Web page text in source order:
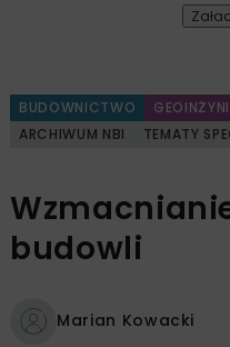
BUDOWNICTWO
ARCHIWUM NBI
TEMATY
budowli
Marian Kowacki